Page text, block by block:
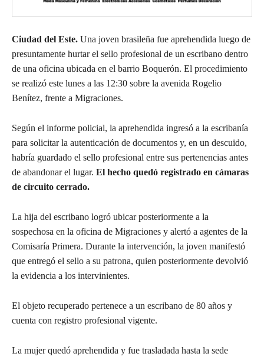
Ciudad del Este. Una joven brasileña fue aprehendida luego de
presuntamente hurtar el sello profesional de un escribano dentro
de una oficina ubicada en el barrio Boquerón. El procedimiento
se realizó este lunes a las 12:30 sobre la avenida Rogelio
Benítez, frente a Migraciones.
Según el informe policial, la aprehendida ingresó a la escribanía
para solicitar la autenticación de documentos y, en un descuido,
habría guardado el sello profesional entre sus pertenencias antes
de abandonar el lugar. El hecho quedó registrado en cámaras
de circuito cerrado.
La hija del escribano logró ubicar posteriormente a la
sospechosa en la oficina de Migraciones y alertó a agentes de la
Comisaría Primera. Durante la intervención, la joven manifestó
que entregó el sello a su patrona, quien posteriormente devolvió
la evidencia a los intervinientes.
El objeto recuperado pertenece a un escribano de 80 años y
cuenta con registro profesional vigente.
La mujer quedó aprehendida y fue trasladada hasta la sede